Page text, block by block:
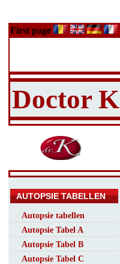
First page
Doctor K
AUTOPSIE TABELLEN
Autopsie tabellen
Autopsie Tabel A
Autopsie Tabel B
Autopsie Tabel C